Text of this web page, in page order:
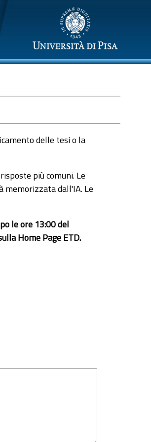
delle tesi o la
più comuni. Le
dall'IA. Le
le ore 13:00 del
Home Page ETD.